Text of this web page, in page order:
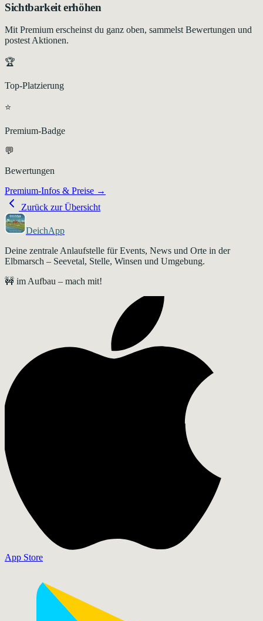
Sichtbarkeit erhöhen
Mit Premium erscheinst du ganz oben, sammelst Bewertungen und
postest Aktionen.
🏆
Top-Platzierung
⭐
Premium-Badge
💬
Bewertungen
Premium-Infos & Preise →
Zurück zur Übersicht
DeichApp
Deine zentrale Anlaufstelle für Events, News und Orte in der
Elbmarsch – Seevetal, Stelle, Winsen und Umgebung.
🚧 im Aufbau – mach mit!
App Store